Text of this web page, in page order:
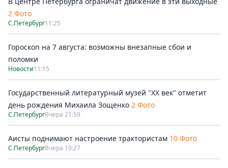
2 Фото
С.Петербург11:25
Гороскоп на 7 августа: возможны внезапные сбои и
поломки
Новости11:15
Государственный литературный музей "ХХ век" отметит
день рождения Михаила Зощенко 2 Фото
С.ПетербургВчера 21:59
Аисты поднимают настроение трактористам 10 Фото
С.ПетербургВчера 19:27